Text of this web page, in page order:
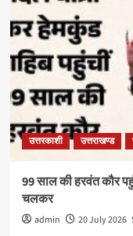
उत्तरकाशी उत्तराखण्ड
99 साल की हरवंत कौर
चलकर
admin 20 July 2026